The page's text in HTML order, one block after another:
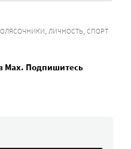
, ЛИЧНОСТЬ, СПОРТ
Max. Подпишитесь